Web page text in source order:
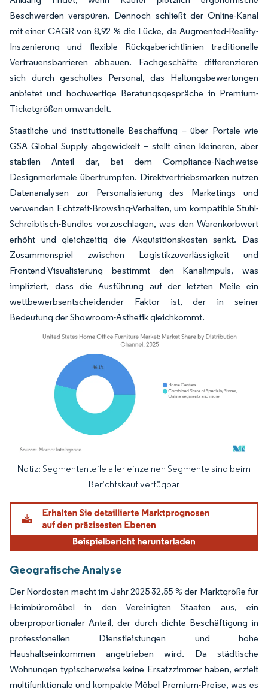
Beschwerden verspüren. Dennoch schließt der Online-Kanal
mit einer CAGR von 8,92 % die Lücke, da Augmented-Reality-
Inszenierung und flexible Rückgaberichtlinien traditionelle
Vertrauensbarrieren abbauen. Fachgeschäfte differenzieren
sich durch geschultes Personal, das Haltungsbewertungen
anbietet und hochwertige Beratungsgespräche in Premium-
Ticketgrößen umwandelt.
Staatliche und institutionelle Beschaffung – über Portale wie
GSA Global Supply abgewickelt – stellt einen kleineren, aber
stabilen Anteil dar, bei dem Compliance-Nachweise
Designmerkmale übertrumpfen. Direktvertriebsmarken nutzen
Datenanalysen zur Personalisierung des Marketings und
verwenden Echtzeit-Browsing-Verhalten, um kompatible Stuhl-
Schreibtisch-Bundles vorzuschlagen, was den Warenkorbwert
erhöht und gleichzeitig die Akquisitionskosten senkt. Das
Zusammenspiel zwischen Logistikzuverlässigkeit und
Frontend-Visualisierung bestimmt den Kanalimpuls, was
impliziert, dass die Ausführung auf der letzten Meile ein
wettbewerbsentscheidender Faktor ist, der in seiner
Bedeutung der Showroom-Ästhetik gleichkommt.
Bild © Mordor Intelligence. Wiederverwendung erfordert Namensnennung
Notiz: Segmentanteile aller einzelnen Segmente sind beim
Berichtskauf verfügbar
Geografische Analyse
Der Nordosten macht im Jahr 2025 32,55 % der Marktgröße für
Heimbüromöbel in den Vereinigten Staaten aus, ein
überproportionaler Anteil, der durch dichte Beschäftigung in
professionellen Dienstleistungen und hohe
Haushaltseinkommen angetrieben wird. Da städtische
Wohnungen typischerweise keine Ersatzzimmer haben, erzielt
multifunktionale und kompakte Möbel Premium-Preise, was es